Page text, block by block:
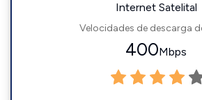
Internet Satelital
Velocidades de descarga
400Mbps